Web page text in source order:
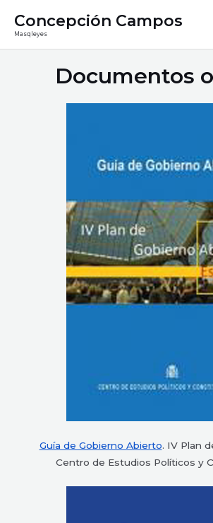
Concepción Campos
Masqleyes
Documentos
Guía de Gobierno Abierto. IV Plan
Centro de Estudios Políticos y